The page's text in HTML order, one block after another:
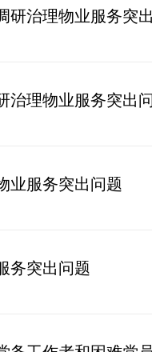
研治理物业服务突
治理物业服务突出
业服务突出问题
务突出问题